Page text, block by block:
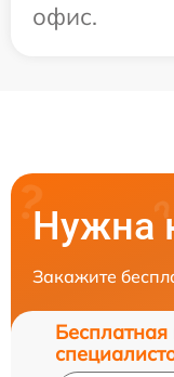
офис.
Нужна
Закажите
Бесплатная